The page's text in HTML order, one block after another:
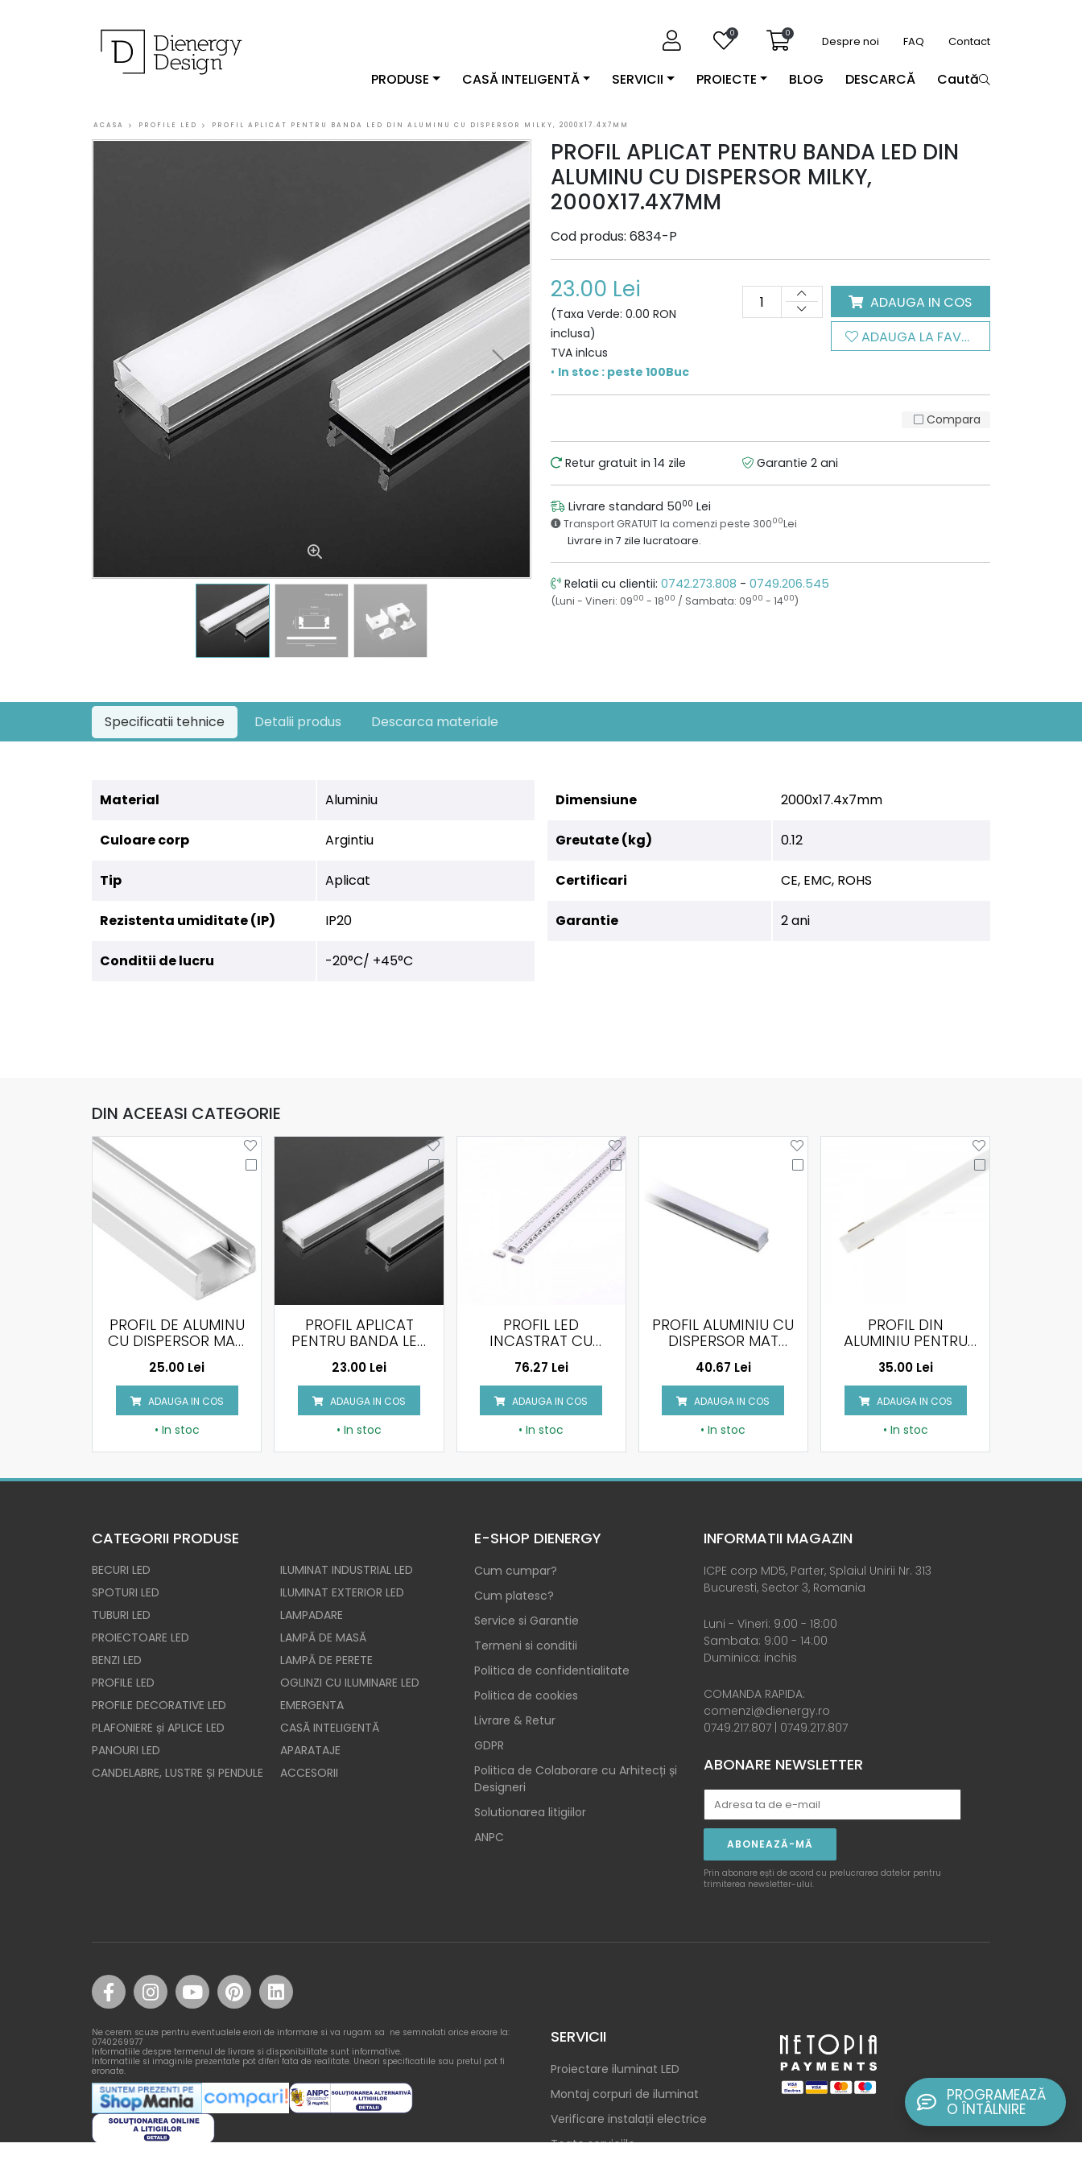
0 0
Despre noi FAQ Contact
PRODUSE CASĂ INTELIGENTĂ SERVICII PROIECTE BLOG DESCARCĂ Caută
ACASA PROFILE LED PROFIL APLICAT PENTRU BANDA LED DIN ALUMINU CU DISPERSOR MILKY, 2000X17.4X7MM
PROFIL APLICAT PENTRU BANDA LED DIN
ALUMINU CU DISPERSOR MILKY,
2000X17.4X7MM
Cod produs: 6834-P
23.00 Lei
(Taxa Verde: 0.00 RON
inclusa)
TVA inlcus
• In stoc : peste 100Buc
ADAUGA IN COS
ADAUGA LA FAVORITE
Compara
Retur gratuit in 14 zile Garantie 2 ani
Livrare standard 5000 Lei
Transport GRATUIT la comenzi peste 30000Lei
Livrare in 7 zile lucratoare.
Relatii cu clientii: 0742.273.808 - 0749.206.545
(Luni - Vineri: 0900 - 1800 / Sambata: 0900 - 1400)
Specificatii tehnice Detalii produs Descarca materiale
Material Aluminiu
Culoare corp Argintiu
Tip Aplicat
Rezistenta umiditate (IP) IP20
Conditii de lucru -20°C/ +45°C
Dimensiune 2000x17.4x7mm
Greutate (kg) 0.12
Certificari CE, EMC, ROHS
Garantie 2 ani
DIN ACEEASI CATEGORIE
PROFIL APLICAT
PENTRU BANDA LED
DIN ALUMINU CU
DISPERSOR MILKY,
2000X17.4X7MM
23.00 Lei
ADAUGA IN COS
• In stoc
PROFIL LED
INCASTRAT CU
DISPERSOR
2000X61.5X14MM
76.27 Lei
ADAUGA IN COS
• In stoc
PROFIL ALUMINIU CU
DISPERSOR MAT
2000 X 17.2 X 15.5MM
40.67 Lei
ADAUGA IN COS
• In stoc
PROFIL DIN
ALUMINIU PENTRU
BANDA LED,
APLICAT, SLIM CU
DISPERSOR, 2000 X
17.4 X 7MM
35.00 Lei
ADAUGA IN COS
• In stoc
PROFIL ALUMINIU
2000 X 23.5 X 10.4
49.51 Lei
ADAUGA IN COS
• In stoc
CATEGORII PRODUSE
BECURI LED
SPOTURI LED
TUBURI LED
PROIECTOARE LED
BENZI LED
PROFILE LED
PROFILE DECORATIVE LED
PLAFONIERE și APLICE LED
PANOURI LED
CANDELABRE, LUSTRE ȘI PENDULE
ILUMINAT INDUSTRIAL LED
ILUMINAT EXTERIOR LED
LAMPADARE
LAMPĂ DE MASĂ
LAMPĂ DE PERETE
OGLINZI CU ILUMINARE LED
EMERGENTA
CASĂ INTELIGENTĂ
APARATAJE
ACCESORII
E-SHOP DIENERGY
Cum cumpar?
Cum platesc?
Service si Garantie
Termeni si conditii
Politica de confidentialitate
Politica de cookies
Livrare & Retur
GDPR
Politica de Colaborare cu Arhitecți și
Designeri
Solutionarea litigiilor
ANPC
INFORMATII MAGAZIN
ICPE corp MD5, Parter, Splaiul Unirii Nr. 313
Bucuresti, Sector 3, Romania
Luni - Vineri: 9:00 - 18:00
Sambata: 9:00 - 14:00
Duminica: inchis
COMANDA RAPIDA:
comenzi@dienergy.ro
0749.217.807 0749.217.807
ABONARE NEWSLETTER
ABONEAZĂ-MĂ
Prin abonare ești de acord cu prelucrarea datelor pentru
trimiterea newsletter-ului.
Ne cerem scuze pentru eventualele erori de informare si va rugam sa ne semnalati orice eroare la:
0740269977
Informatiile despre termenul de livrare si disponibilitate sunt informative.
Informatiile si imaginile prezentate pot diferi fata de realitate. Uneori specificatiile sau pretul pot fi
eronate.
SERVICII
Proiectare iluminat LED
Montaj corpuri de iluminat
Verificare instalații electrice
Toate serviciile
PROGRAMEAZĂ
O ÎNTÂLNIRE